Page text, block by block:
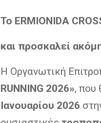
Το ERMIONIDA
και προσκαλεί
Η Οργανωτική
RUNNING 2026», που
Ιανουαρίου 2026